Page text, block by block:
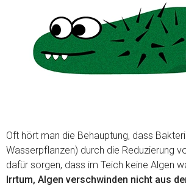
Oft hört man die Behauptung, dass
Wasserpflanzen) durch die Reduzierung
dafür sorgen, dass im Teich keine Algen
Irrtum, Algen verschwinden nicht aus